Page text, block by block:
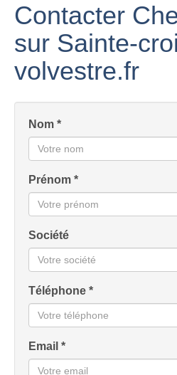
Contacter
sur Sainte-
volvestre.fr
Nom *
Prénom *
Société
Téléphone *
Email *